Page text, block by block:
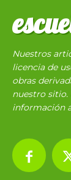
Nuestros
licencia de
obras
nuestro sitio.
información